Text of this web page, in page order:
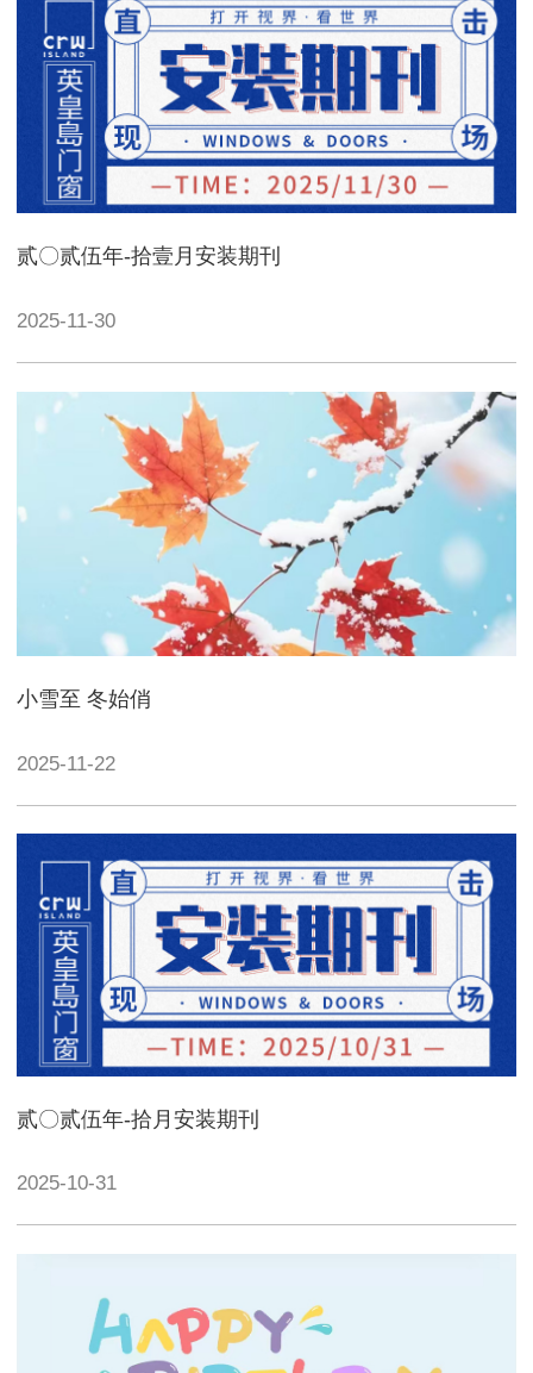
贰〇贰伍年-拾壹月安装期刊
2025-11-30
小雪至 冬始俏
2025-11-22
贰〇贰伍年-拾月安装期刊
2025-10-31